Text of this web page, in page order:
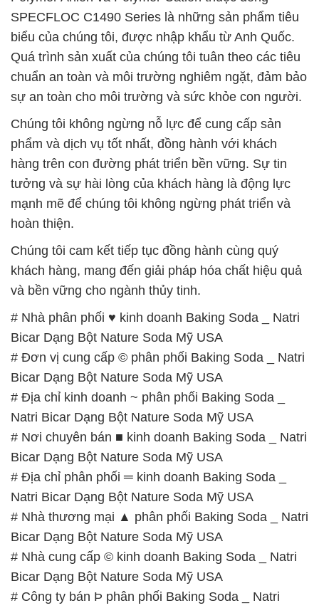
SPECFLOC C1490 Series là những sản phẩm tiêu
biểu của chúng tôi, được nhập khẩu từ Anh Quốc.
Quá trình sản xuất của chúng tôi tuân theo các tiêu
chuẩn an toàn và môi trường nghiêm ngặt, đảm bảo
sự an toàn cho môi trường và sức khỏe con người.
Chúng tôi không ngừng nỗ lực để cung cấp sản
phẩm và dịch vụ tốt nhất, đồng hành với khách
hàng trên con đường phát triển bền vững. Sự tin
tưởng và sự hài lòng của khách hàng là động lực
mạnh mẽ để chúng tôi không ngừng phát triển và
hoàn thiện.
Chúng tôi cam kết tiếp tục đồng hành cùng quý
khách hàng, mang đến giải pháp hóa chất hiệu quả
và bền vững cho ngành thủy tinh.
# Nhà phân phối ♥ kinh doanh Baking Soda _ Natri
Bicar Dạng Bột Nature Soda Mỹ USA
# Đơn vị cung cấp © phân phối Baking Soda _ Natri
Bicar Dạng Bột Nature Soda Mỹ USA
# Địa chỉ kinh doanh ~ phân phối Baking Soda _
Natri Bicar Dạng Bột Nature Soda Mỹ USA
# Nơi chuyên bán ■ kinh doanh Baking Soda _ Natri
Bicar Dạng Bột Nature Soda Mỹ USA
# Địa chỉ phân phối ═ kinh doanh Baking Soda _
Natri Bicar Dạng Bột Nature Soda Mỹ USA
# Nhà thương mại ▲ phân phối Baking Soda _ Natri
Bicar Dạng Bột Nature Soda Mỹ USA
# Nhà cung cấp © kinh doanh Baking Soda _ Natri
Bicar Dạng Bột Nature Soda Mỹ USA
# Công ty bán Þ phân phối Baking Soda _ Natri